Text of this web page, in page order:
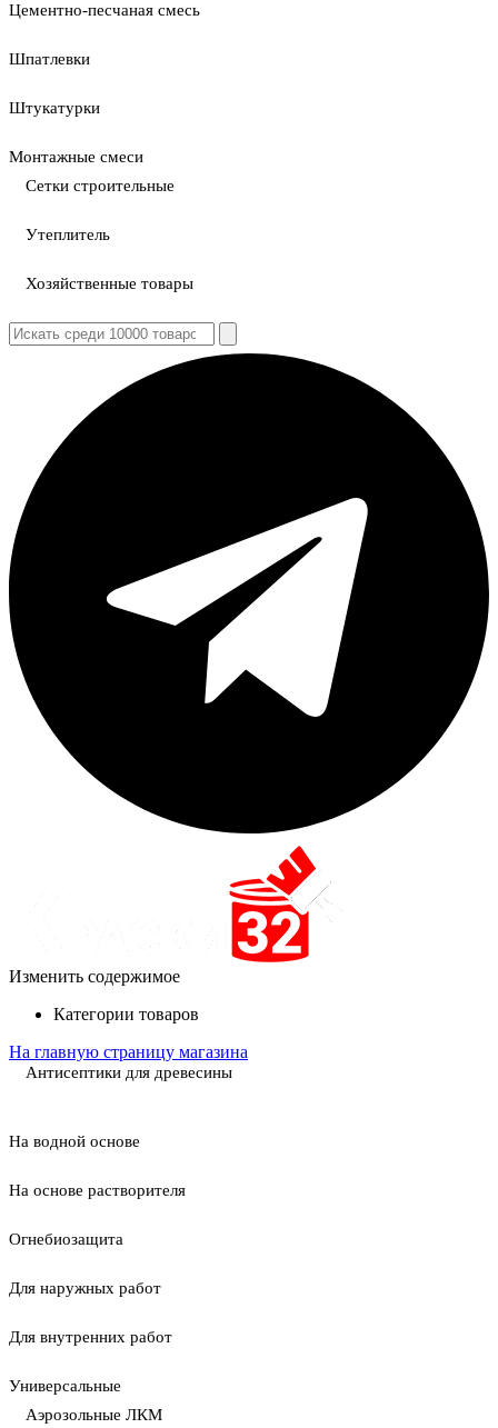
Цементно-песчаная смесь
Шпатлевки
Штукатурки
Монтажные смеси
Сетки строительные
Утеплитель
Хозяйственные товары
Изменить содержимое
Категории товаров
На главную страницу магазина
Антисептики для древесины
На водной основе
На основе растворителя
Огнебиозащита
Для наружных работ
Для внутренних работ
Универсальные
Аэрозольные ЛКМ